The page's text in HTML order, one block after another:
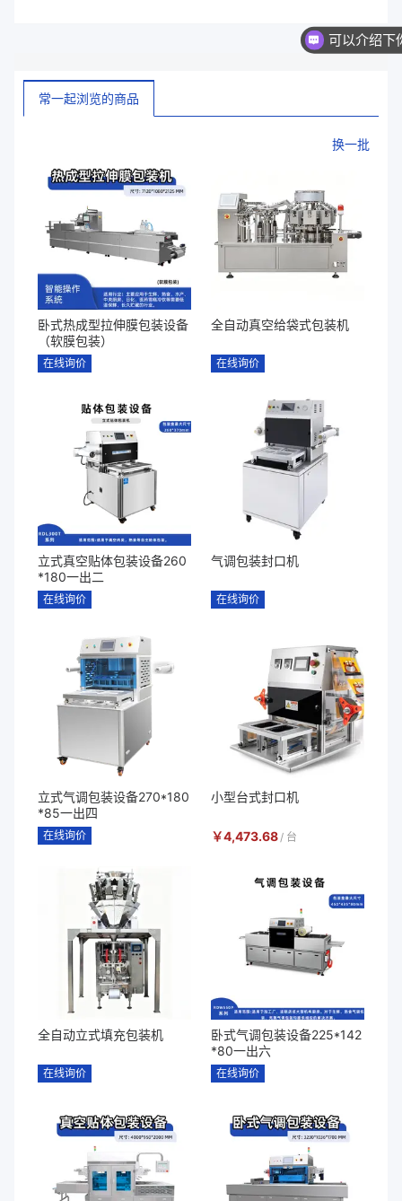
常一起浏览的商品
换一批
卧式热成型拉伸膜包装设备
（软膜包装）
在线询价
全自动真空给袋式包装机
在线询价
立式真空贴体包装设备260
*180一出二
在线询价
气调包装封口机
在线询价
立式气调包装设备270*180
*85一出四
在线询价
小型台式封口机
￥4,473.68/ 台
全自动立式填充包装机
在线询价
卧式气调包装设备225*142
*80一出六
在线询价